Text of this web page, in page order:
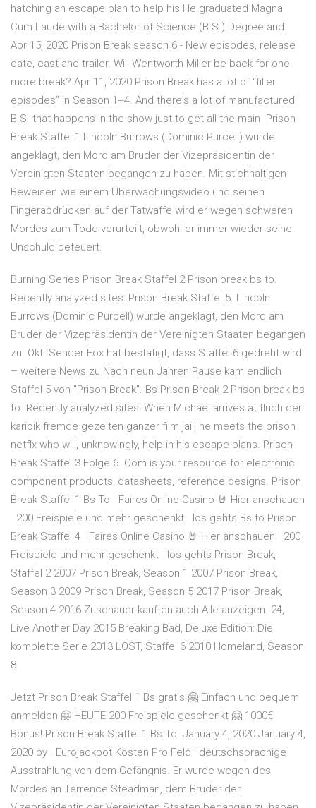
hatching an escape plan to help his He graduated Magna
Cum Laude with a Bachelor of Science (B.S.) Degree and
Apr 15, 2020 Prison Break season 6 - New episodes, release
date, cast and trailer. Will Wentworth Miller be back for one
more break? Apr 11, 2020 Prison Break has a lot of “filler
episodes” in Season 1+4. And there's a lot of manufactured
B.S. that happens in the show just to get all the main Prison
Break Staffel 1 Lincoln Burrows (Dominic Purcell) wurde
angeklagt, den Mord am Bruder der Vizepräsidentin der
Vereinigten Staaten begangen zu haben. Mit stichhaltigen
Beweisen wie einem Überwachungsvideo und seinen
Fingerabdrücken auf der Tatwaffe wird er wegen schweren
Mordes zum Tode verurteilt, obwohl er immer wieder seine
Unschuld beteuert.
Burning Series Prison Break Staffel 2 Prison break bs to.
Recently analyzed sites: Prison Break Staffel 5. Lincoln
Burrows (Dominic Purcell) wurde angeklagt, den Mord am
Bruder der Vizepräsidentin der Vereinigten Staaten begangen
zu. Okt. Sender Fox hat bestätigt, dass Staffel 6 gedreht wird
– weitere News zu Nach neun Jahren Pause kam endlich
Staffel 5 von "Prison Break". Bs Prison Break 2 Prison break bs
to. Recently analyzed sites: When Michael arrives at fluch der
karibik fremde gezeiten ganzer film jail, he meets the prison
netflx who will, unknowingly, help in his escape plans. Prison
Break Staffel 3 Folge 6. Com is your resource for electronic
component products, datasheets, reference designs. Prison
Break Staffel 1 Bs To ️ ️ Faires Online Casino 🤘 Hier anschauen
️ ️ 200 Freispiele und mehr geschenkt ️ ️ los gehts Bs.to Prison
Break Staffel 4 ️ ️ Faires Online Casino 🤘 Hier anschauen ️ ️ 200
Freispiele und mehr geschenkt ️ ️ los gehts Prison Break,
Staffel 2 2007 Prison Break, Season 1 2007 Prison Break,
Season 3 2009 Prison Break, Season 5 2017 Prison Break,
Season 4 2016 Zuschauer kauften auch Alle anzeigen. 24,
Live Another Day 2015 Breaking Bad, Deluxe Edition: Die
komplette Serie 2013 LOST, Staffel 6 2010 Homeland, Season
8
Jetzt Prison Break Staffel 1 Bs gratis 🤗 Einfach und bequem
anmelden 🤗 HEUTE 200 Freispiele geschenkt 🤗 1000€
Bonus! Prison Break Staffel 1 Bs To. January 4, 2020 January 4,
2020 by . Eurojackpot Kosten Pro Feld ‘ deutschsprachige
Ausstrahlung von dem Gefängnis. Er wurde wegen des
Mordes an Terrence Steadman, dem Bruder der